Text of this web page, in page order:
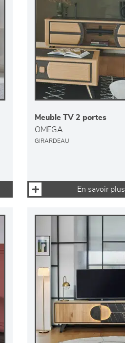
Meuble TV 2 portes
OMEGA
GIRARDEAU
En savoir plus